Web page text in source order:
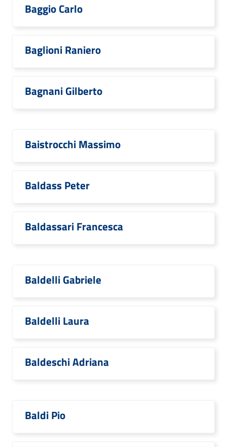
Baggio Carlo
Baglioni Raniero
Bagnani Gilberto
Baistrocchi Massimo
Baldass Peter
Baldassari Francesca
Baldelli Gabriele
Baldelli Laura
Baldeschi Adriana
Baldi Pio